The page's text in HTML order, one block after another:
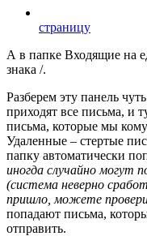
страницу
А в папке Входящие на
знака /.
Разберем эту панель
приходят все письма, и
письма, которые мы
Удаленные – стертые
папку автоматически
иногда случайно могут
(система неверно
пришло, можете
попадают письма,
отправить.